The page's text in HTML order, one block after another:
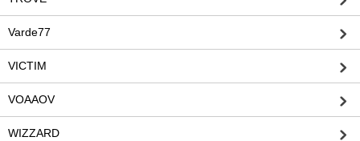
Varde77
VICTIM
VOAAOV
WIZZARD